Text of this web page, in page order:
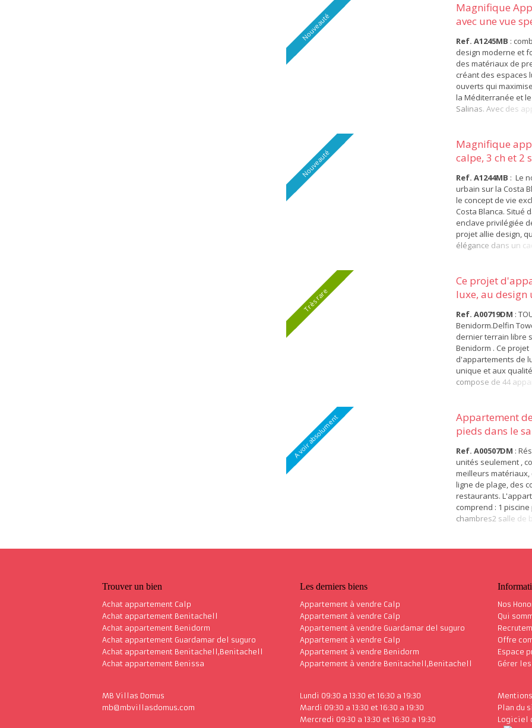
exclusifs disposent
spacieuses,
du climat imbattable
Blanca. Ch...
Nouveauté
Magnifique
avec une vue
C...
Ref. A1245MB :
design moderne et
des matériaux de
créant des espaces
ouverts qui
la Méditerranée et
Salinas. Avec des
spacieuses,
du climat imbattable
Blanca. Chaque
Nouveauté
Magnifique
calpe, 3 ch et 2
Ref. A1244MB : Le
urbain sur la Costa
le concept de vie
Costa Blanca. Situé
enclave privilégiée
projet allie design,
élégance dans un
naturel de Salinas.
son architecture
siècle, avec un
Très rare
Ce projet
luxe, au design
Ref. A00719DM :
Benidorm.Delfin
dernier terrain libre
Benidorm . Ce projet
d'appartements de
unique et aux
compose de 44
terrasses et une vue
bâtiment Delfin
bord de la
première lig...
A voir absolument
Appartement
pieds dans le
Benidorm
Ref. A00507DM :
unités seulement ,
meilleurs
ligne de plage, des
restaurants.
comprend : 1 piscine
chambres2 salle de
comprend
SUDlivré en...
Trouver un bien
Achat appartement Calp
Achat appartement Benitachell
Achat appartement Benidorm
Achat appartement Guardamar del suguro
Achat appartement Benitachell,Benitachell
Achat appartement Benissa
Les derniers biens
Appartement à vendre Calp
Appartement à vendre Calp
Appartement à vendre Guardamar del suguro
Appartement à vendre Calp
Appartement à vendre Benidorm
Appartement à vendre Benitachell,Benitachell
Nos
Qui
Offre
Espace
Gérer
MB Villas Domus
mb@mbvillasdomus.com
Lundi 09:30 a 13:30 et 16:30 a 19:30
Mardi 09:30 a 13:30 et 16:30 a 19:30
Mercredi 09:30 a 13:30 et 16:30 a 19:30
Plan du
Logiciel